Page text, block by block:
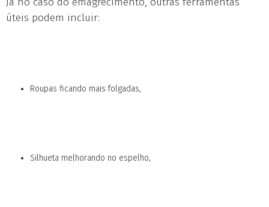
úteis podem incluir:
Roupas ficando mais folgadas,
Silhueta melhorando no espelho,